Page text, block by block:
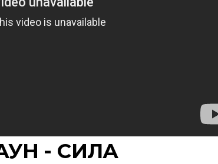
- CИЛА